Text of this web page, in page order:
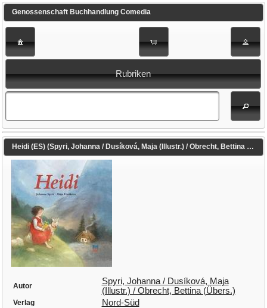
Genossenschaft Buchhandlung Comedia
Rubriken
Heidi (ES) (Spyri, Johanna / Dusíková, Maja (Illustr.) / Obrecht, Bettina (Übers.))
Autor
Spyri, Johanna / Dusíková, Maja
(Illustr.) / Obrecht, Bettina (Übers.)
Verlag Nord-Süd